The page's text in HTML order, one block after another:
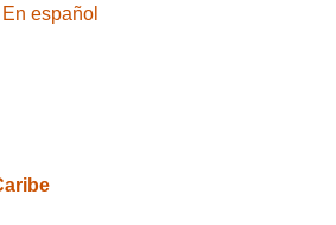
español